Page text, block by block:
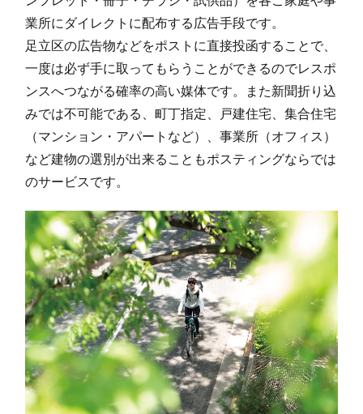
杉久保南(4) 22
杉久保南(5) 6 82 9
杉久保北(1) 27 62 3
杉久保北(2) 38 269 209
杉久保北(3) 30 90 12
杉久保北(5) 21 418 171
中野 29 0 0
中野(1) 21 308 392
中野(2) 24 338 99
中野(3) 27 68 53
26 19 764
業所にダイレクトに配布する広告手段です。
足立区の広告物などをポストに直接投函することで、
一度は必ず手に取ってもらうことができるのでレスポ
ンスへつながる確率の高い媒体です。また新聞折り込
みでは不可能である、町丁指定、戸建住宅、集合住宅
（マンション・アパートなど）、事業所（オフィス）
など建物の選別が出来ることもポスティングならでは
のサービスです。